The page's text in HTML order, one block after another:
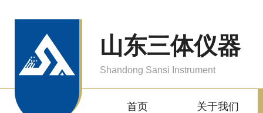
山东三体仪器
Shandong Sansi Instrument
首页 关于我们